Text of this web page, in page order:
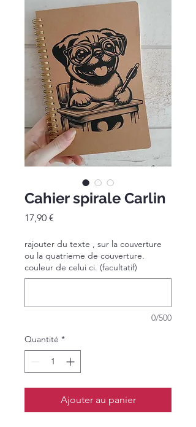
Cahier spirale Carlin
17,90 €
rajouter du texte , sur la couverture
ou la quatrieme de couverture.
couleur de celui ci. (facultatif)
0/500
Quantité *
Ajouter au panier